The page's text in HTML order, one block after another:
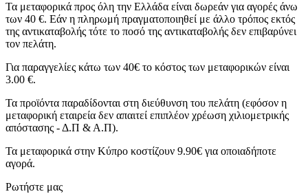
Τα μεταφορικά προς όλη την Ελλάδα είναι δωρεάν για αγορές άνω
των 40 €. Εάν η πληρωμή πραγματοποιηθεί με άλλο τρόπος εκτός
της αντικαταβολής τότε το ποσό της αντικαταβολής δεν επιβαρύνει
τον πελάτη.
Για παραγγελίες κάτω των 40€ το κόστος των μεταφορικών είναι
3.00 €.
Τα προϊόντα παραδίδονται στη διεύθυνση του πελάτη (εφόσον η
μεταφορική εταιρεία δεν απαιτεί επιπλέον χρέωση χιλιομετρικής
απόστασης - Δ.Π & Α.Π).
Τα μεταφορικά στην Κύπρο κοστίζουν 9.90€ για οποιαδήποτε
αγορά.
Ρωτήστε μας